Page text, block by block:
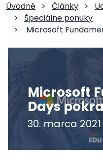
Úvodné > Články >
>
Špeciálne ponuky
>
Microsoft
Microsoft
Days
30. marca 2021